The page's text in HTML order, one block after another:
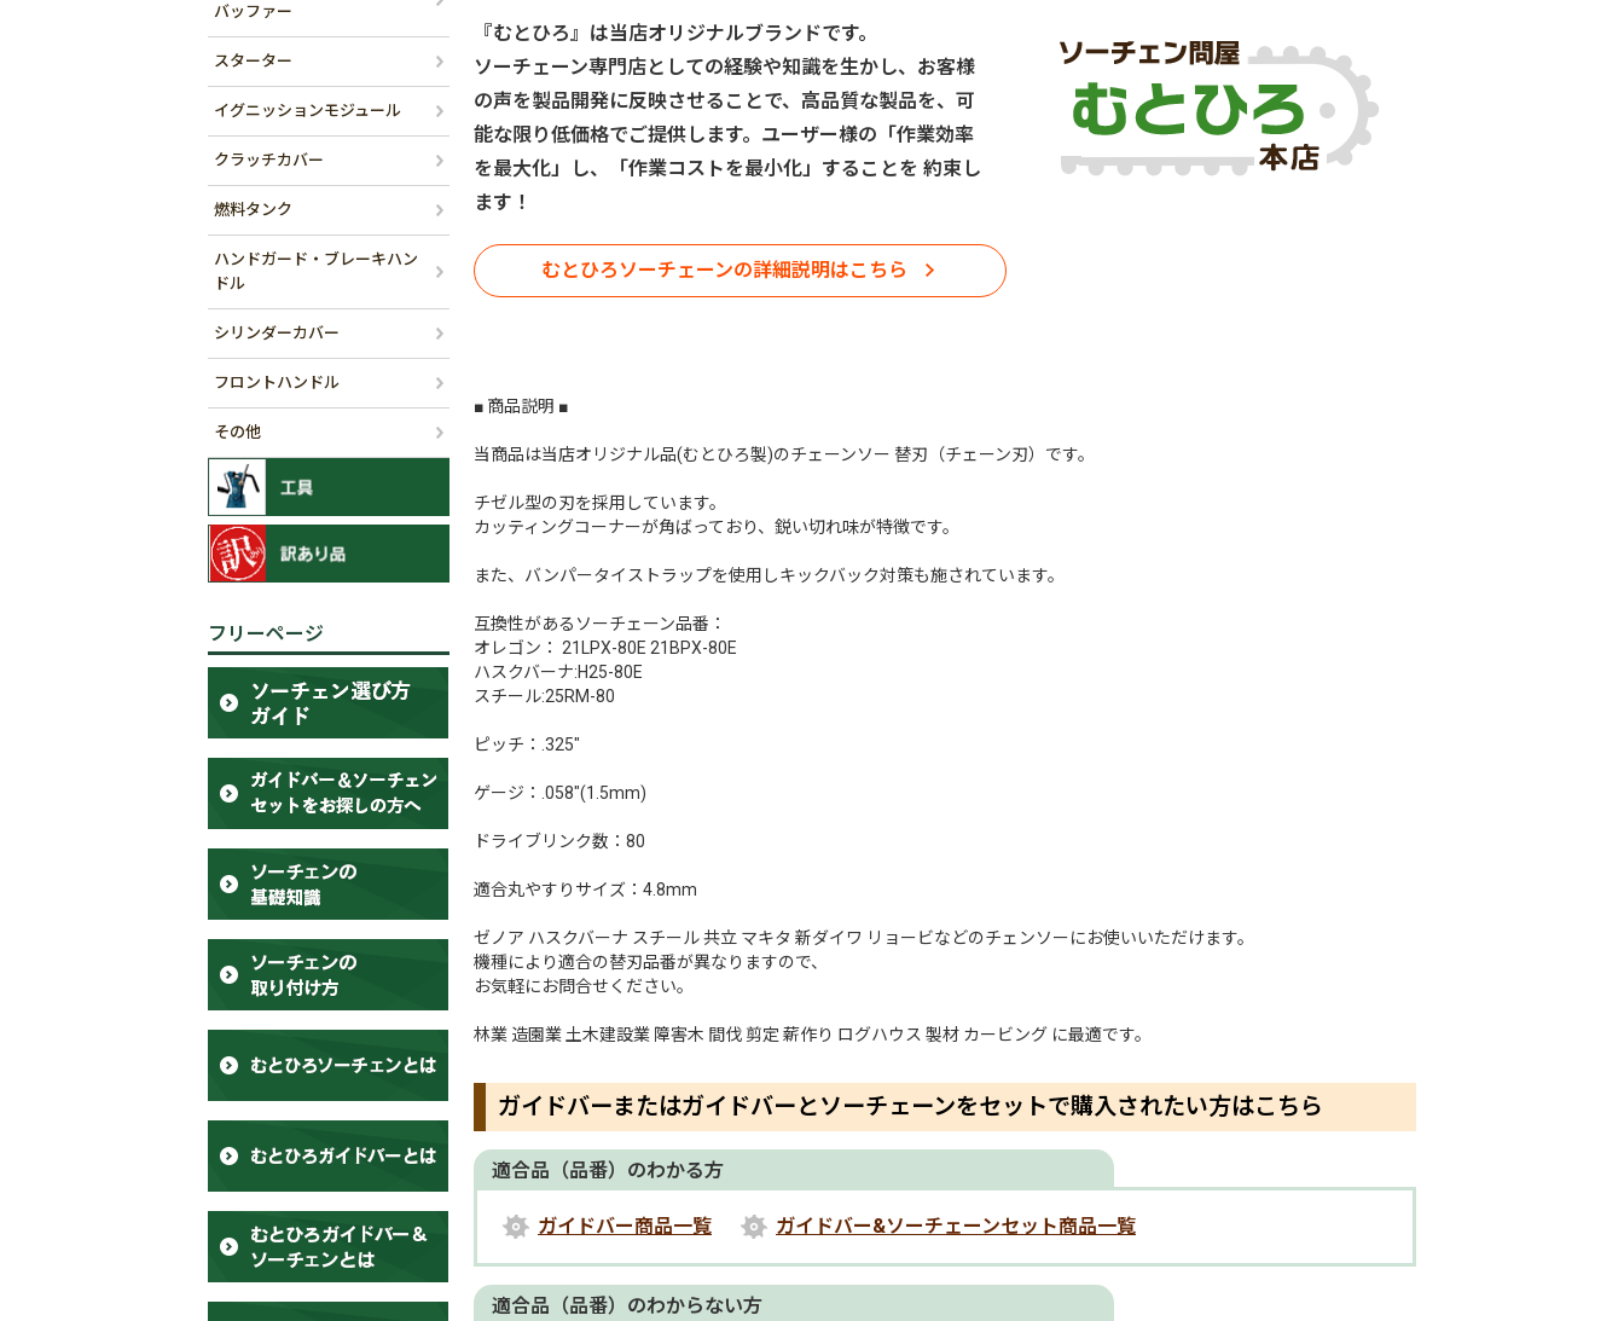
『むとひろ』は当店オリジナルブランドです。
ソーチェーン専門店としての経験や知識を生かし、お客様
の声を製品開発に反映させることで、高品質な製品を、可
能な限り低価格でご提供します。ユーザー様の「作業効率
を最大化」し、「作業コストを最小化」することを 約束し
ます！
むとひろソーチェーンの詳細説明はこちら
■ 商品説明 ■
当商品は当店オリジナル品(むとひろ製)のチェーンソー 替刃（チェーン刃）です。
チゼル型の刃を採用しています。
カッティングコーナーが角ばっており、鋭い切れ味が特徴です。
また、バンパータイストラップを使用しキックバック対策も施されています。
互換性があるソーチェーン品番：
オレゴン： 21LPX-80E 21BPX-80E
ハスクバーナ:H25-80E
スチール:25RM-80
ピッチ：.325"
ゲージ：.058"(1.5mm)
ドライブリンク数：80
適合丸やすりサイズ：4.8mm
ゼノア ハスクバーナ スチール 共立 マキタ 新ダイワ リョービなどのチェンソーにお使いいただけます。
機種により適合の替刃品番が異なりますので、
お気軽にお問合せください。
林業 造園業 土木建設業 障害木 間伐 剪定 薪作り ログハウス 製材 カービング に最適です。
ガイドバーまたはガイドバーとソーチェーンをセットで購入されたい方はこちら
適合品（品番）のわかる方
ガイドバー商品一覧 ガイドバー&ソーチェーンセット商品一覧
適合品（品番）のわからない方
バッファー
スターター
イグニッションモジュール
クラッチカバー
燃料タンク
ハンドガード・ブレーキハン
ドル
シリンダーカバー
フロントハンドル
その他
フリーページ